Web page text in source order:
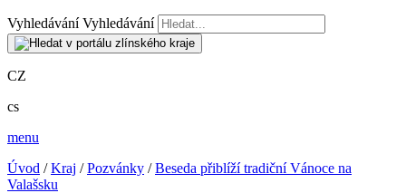
Vyhledávání Vyhledávání
CZ
cs
menu
Úvod /Kraj /Pozvánky /Beseda přiblíží tradiční Vánoce na
Valašsku